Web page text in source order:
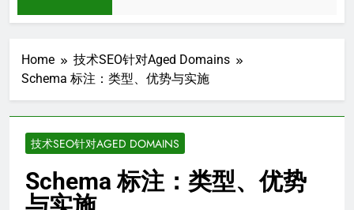
Home
技术SEO针对Aged Domains
Schema 标注：类型、优势与实施
技术SEO针对AGED DOMAINS
Schema 标注：类型、优势